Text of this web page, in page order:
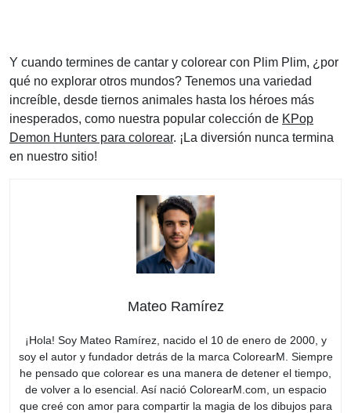
Y cuando termines de cantar y colorear con Plim Plim, ¿por
qué no explorar otros mundos? Tenemos una variedad
increíble, desde tiernos animales hasta los héroes más
inesperados, como nuestra popular colección de KPop
Demon Hunters para colorear. ¡La diversión nunca termina
en nuestro sitio!
Mateo Ramírez
¡Hola! Soy Mateo Ramírez, nacido el 10 de enero de 2000, y
soy el autor y fundador detrás de la marca ColorearM. Siempre
he pensado que colorear es una manera de detener el tiempo,
de volver a lo esencial. Así nació ColorearM.com, un espacio
que creé con amor para compartir la magia de los dibujos para